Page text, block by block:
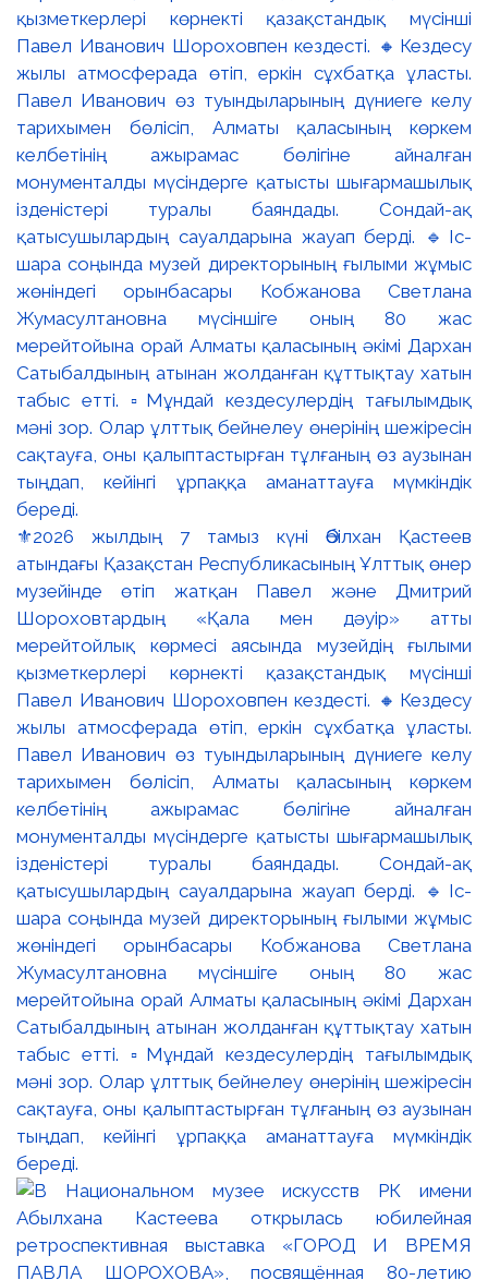
⚜️2026 жылдың 7 тамыз күні Әбілхан Қастеев
атындағы Қазақстан Республикасының Ұлттық өнер
музейінде өтіп жатқан Павел және Дмитрий
Шороховтардың «Қала мен дәуір» атты
мерейтойлық көрмесі аясында музейдің ғылыми
қызметкерлері көрнекті қазақстандық мүсінші
Павел Иванович Шороховпен кездесті. 🔸Кездесу
жылы атмосферада өтіп, еркін сұхбатқа ұласты.
Павел Иванович өз туындыларының дүниеге келу
тарихымен бөлісіп, Алматы қаласының көркем
келбетінің ажырамас бөлігіне айналған
монументалды мүсіндерге қатысты шығармашылық
ізденістері туралы баяндады. Сондай-ақ
қатысушылардың сауалдарына жауап берді. 🔹Іс-
шара соңында музей директорының ғылыми жұмыс
жөніндегі орынбасары Кобжанова Светлана
Жумасултановна мүсіншіге оның 80 жас
мерейтойына орай Алматы қаласының әкімі Дархан
Сатыбалдының атынан жолданған құттықтау хатын
табыс етті. ▫️Мұндай кездесулердің тағылымдық
мәні зор. Олар ұлттық бейнелеу өнерінің шежіресін
сақтауға, оны қалыптастырған тұлғаның өз аузынан
тыңдап, кейінгі ұрпаққа аманаттауға мүмкіндік
береді.